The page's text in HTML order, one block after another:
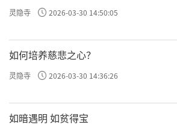
灵隐寺 2026-03-30 14:50:05
如何培养慈悲之心？
灵隐寺 2026-03-30 14:36:26
如暗遇明 如贫得宝